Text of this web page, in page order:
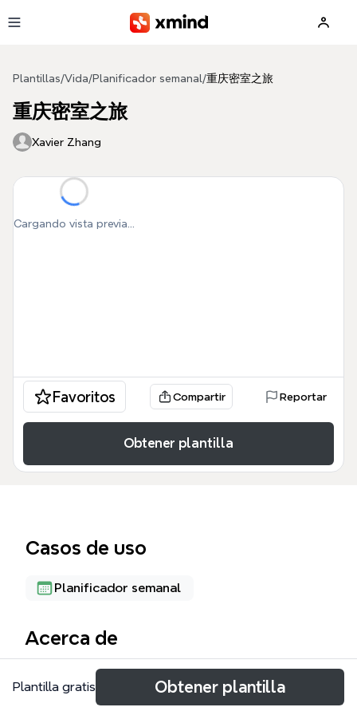
Plantillas/Vida/Planificador semanal/重庆密室之旅
重庆密室之旅
Xavier Zhang
Cargando vista previa...
Favoritos Compartir Reportar
Obtener plantilla
Casos de uso
Planificador semanal
Acerca de
重庆密室之旅是一份专为密室逃脱爱好者设计的旅行攻
略思维导图模板，覆盖5天行程、餐食、住宿和费用，
Plantilla gratis Obtener plantilla